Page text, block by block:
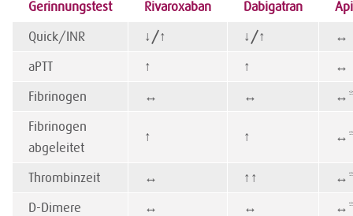
Gerinnungstest
Rivaroxaban Dabigatran
Quick/INR
↓/↑ ↓/↑
↔
aPTT
↑ ↑
↔
Fibrinogen
↔ ↔
↔*
Fibrinogen
abgeleitet
↑ ↑ ↔*
Thrombinzeit ↔ ↑ ↑
↔*
D-Dimere
↔ ↔
↔*